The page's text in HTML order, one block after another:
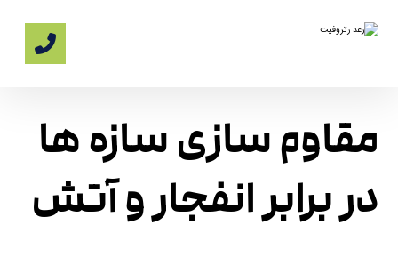
مقاوم سازی سازه ها
در برابر انفجار و آتش